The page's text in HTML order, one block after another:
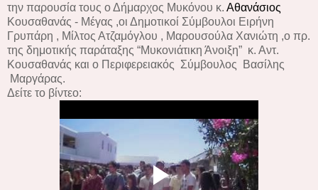
την παρουσία τους ο Δήμαρχος Μυκόνου κ. Αθανάσιος
Κουσαθανάς - Μέγας ,οι Δημοτικοί Σύμβουλοι Ειρήνη
Γρυπάρη , Μίλτος Ατζαμόγλου , Μαρουσούλα Χανιώτη ,ο πρ.
της δημοτικής παράταξης “Μυκονιάτικη Άνοιξη” κ. Αντ.
Κουσαθανάς και ο Περιφερειακός Σύμβουλος Βασίλης
Μαργάρας.
Δείτε το βίντεο: